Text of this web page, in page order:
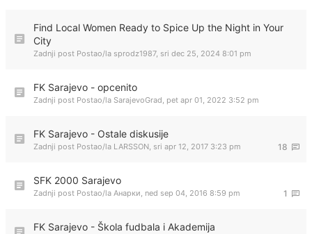
Find Local Women Ready to Spice Up the Night in Your
City
Zadnji post Postao/la sprodz1987, sri dec 25, 2024 8:01 pm
FK Sarajevo - opcenito
Zadnji post Postao/la SarajevoGrad, pet apr 01, 2022 3:52 pm
FK Sarajevo - Ostale diskusije
18
Zadnji post Postao/la LARSSON, sri apr 12, 2017 3:23 pm
SFK 2000 Sarajevo
1
Zadnji post Postao/la Анарки, ned sep 04, 2016 8:59 pm
FK Sarajevo - Škola fudbala i Akademija